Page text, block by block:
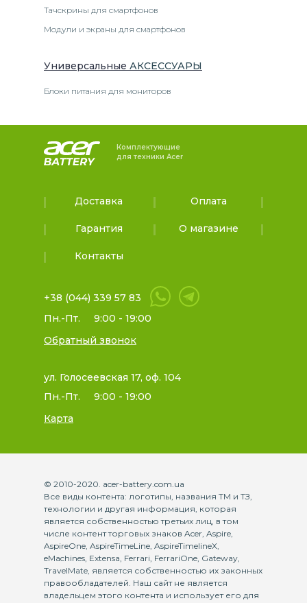
Тачскрины для смартфонов
Модули и экраны для смартфонов
Универсальные АКСЕССУАРЫ
Блоки питания для мониторов
Комплектующие
для техники Acer
Доставка Оплата
Гарантия О магазине
Контакты
+38 (044) 339 57 83
Пн.-Пт.
9:00 - 19:00
Обратный звонок
ул. Голосеевская 17, оф. 104
Пн.-Пт.
9:00 - 19:00
Карта
© 2010-2020. acer-battery.com.ua
Все виды контента: логотипы, названия ТМ и ТЗ,
технологии и другая информация, которая
является собственностью третьих лиц, в том
числе контент торговых знаков Acer, Aspire,
AspireOne, AspireTimeLine, AspireTimelineX,
eMachines, Extensa, Ferrari, FerrariOne, Gateway,
TravelMate, является собственностью их законных
правообладателей. Наш сайт не является
владельцем этого контента и использует его для